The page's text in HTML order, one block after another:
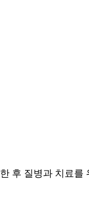
후 질병과 치료